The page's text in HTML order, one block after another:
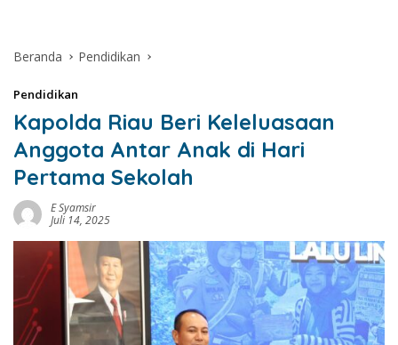
Beranda Pendidikan
Pendidikan
Kapolda Riau Beri Keleluasaan
Anggota Antar Anak di Hari
Pertama Sekolah
E Syamsir
Juli 14, 2025